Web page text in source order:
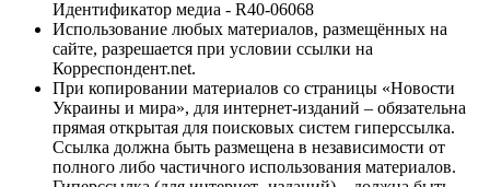
Идентификатор медиа - R40-06068
Использование любых материалов, размещённых на
сайте, разрешается при условии ссылки на
Корреспондент.net.
При копировании материалов со страницы «Новости
Украины и мира», для интернет-изданий – обязательна
прямая открытая для поисковых систем гиперссылка.
Ссылка должна быть размещена в независимости от
полного либо частичного использования материалов.